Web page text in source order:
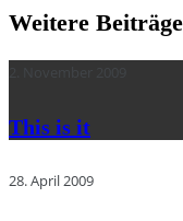
Weitere Beiträge
This is it
28. April 2009